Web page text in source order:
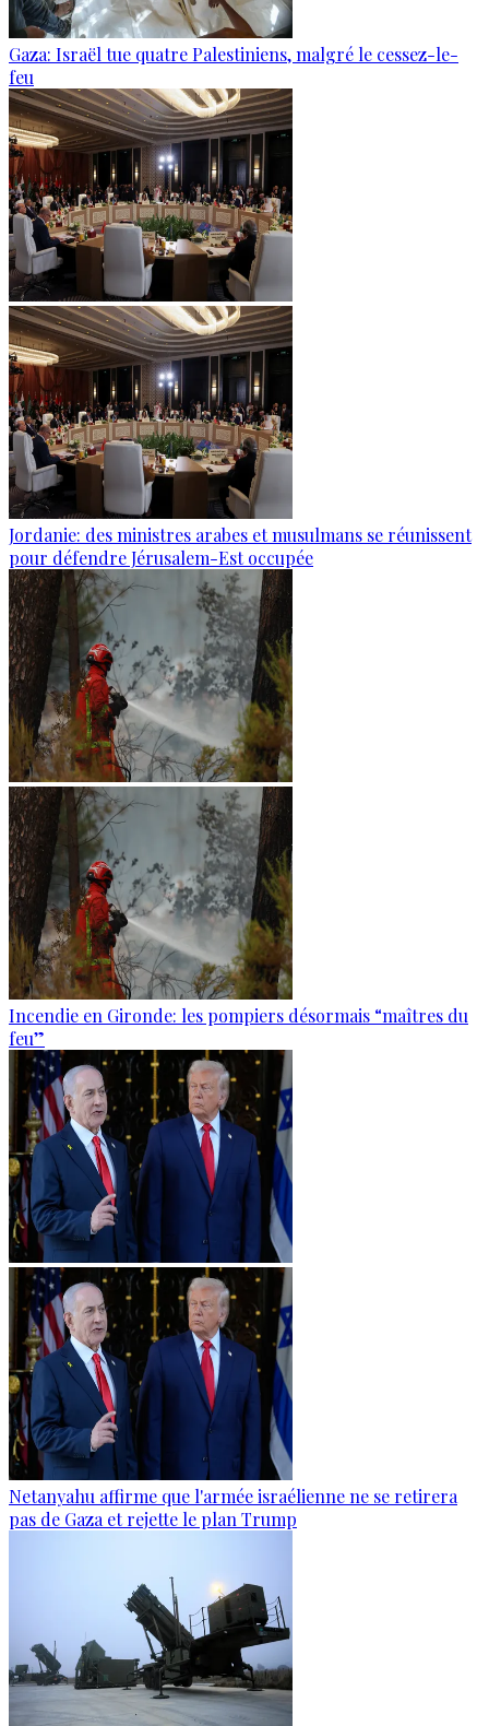
Gaza: Israël tue quatre Palestiniens, malgré le cessez-le-
feu
Jordanie: des ministres arabes et musulmans se réunissent
pour défendre Jérusalem-Est occupée
Incendie en Gironde: les pompiers désormais “maîtres du
feu”
Netanyahu affirme que l'armée israélienne ne se retirera
pas de Gaza et rejette le plan Trump